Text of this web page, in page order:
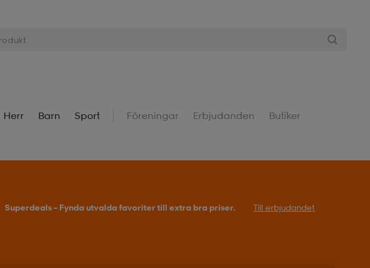
Herr Barn Sport Föreningar Erbjudanden Butiker
Superdeals – Fynda utvalda favoriter till extra bra priser. Till erbjudandet